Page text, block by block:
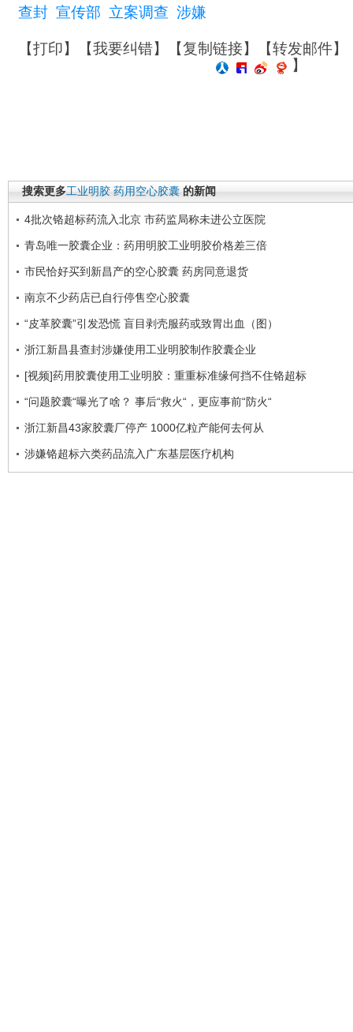
查封 宣传部 立案调查 涉嫌
【打印】【我要纠错】【复制链接】【转发邮件】
】
搜索更多工业明胶 药用空心胶囊 的新闻
4批次铬超标药流入北京 市药监局称未进公立医院
青岛唯一胶囊企业：药用明胶工业明胶价格差三倍
市民恰好买到新昌产的空心胶囊 药房同意退货
南京不少药店已自行停售空心胶囊
“皮革胶囊”引发恐慌 盲目剥壳服药或致胃出血（图）
浙江新昌县查封涉嫌使用工业明胶制作胶囊企业
[视频]药用胶囊使用工业明胶：重重标准缘何挡不住铬超标
“问题胶囊“曝光了啥？ 事后“救火“，更应事前“防火“
浙江新昌43家胶囊厂停产 1000亿粒产能何去何从
涉嫌铬超标六类药品流入广东基层医疗机构